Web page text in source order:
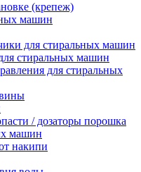
(крепеж)
машин
для стиральных машин
стиральных машин
для стиральных
/ дозаторы порошка
машин
накипи